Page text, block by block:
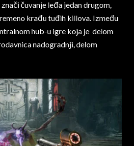
čuvanje leđa jedan drugom,
krađu tuđih killova. Između
hub-u igre koja je delom
nadogradnji, delom